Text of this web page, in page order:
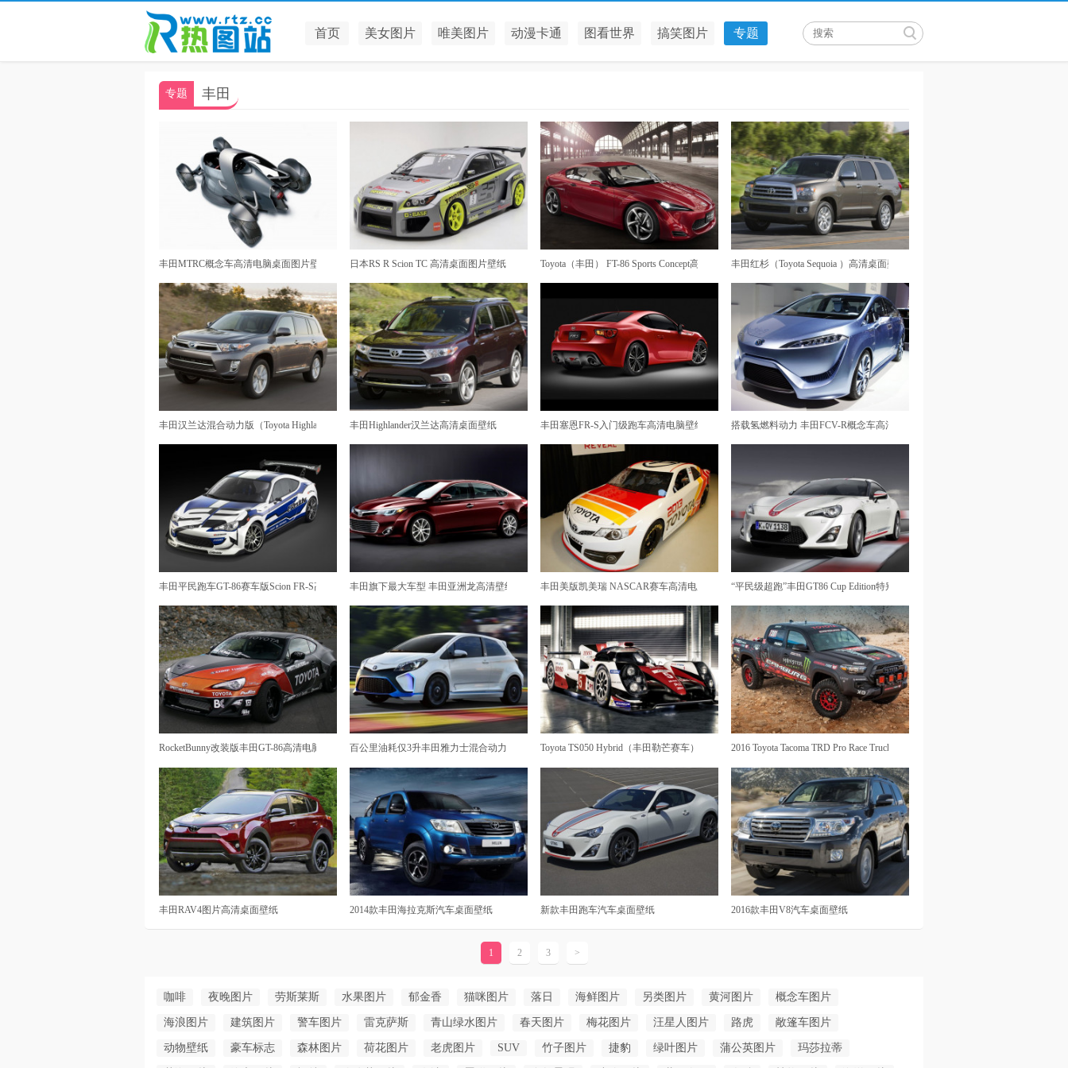
首页 美女图片 唯美图片 动漫卡通 图看世界 搞笑图片 专题
专题 丰田
丰田MTRC概念车高清电脑桌面图片壁纸 日本RS R Scion TC 高清桌面图片壁纸 Toyota（丰田） FT-86 Sports Concept高清壁纸 丰田红杉（Toyota Sequoia ）高清桌面壁纸
丰田汉兰达混合动力版（Toyota Highlander Hybrid ）丰田Highlander汉兰达高清桌面壁纸 丰田塞恩FR-S入门级跑车高清电脑壁纸 搭载氢燃料动力 丰田FCV-R概念车高清壁纸
丰田平民跑车GT-86赛车版Scion FR-S高清壁纸丰田旗下最大车型 丰田亚洲龙高清壁纸 丰田美版凯美瑞 NASCAR赛车高清电脑壁纸 “平民级超跑”丰田GT86 Cup Edition特别限量版
RocketBunny改装版丰田GT-86高清电脑壁纸 百公里油耗仅3升丰田雅力士混合动力版高清壁纸Toyota TS050 Hybrid（丰田勒芒赛车） 2016 Toyota Tacoma TRD Pro Race Truck（丰田皮卡改装跑车）
丰田RAV4图片高清桌面壁纸 2014款丰田海拉克斯汽车桌面壁纸 新款丰田跑车汽车桌面壁纸 2016款丰田V8汽车桌面壁纸
1 2 3 >
咖啡 夜晚图片 劳斯莱斯 水果图片 郁金香 猫咪图片 落日 海鲜图片 另类图片 黄河图片 概念车图片
海浪图片 建筑图片 警车图片 雷克萨斯 青山绿水图片 春天图片 梅花图片 汪星人图片 路虎 敞篷车图片
动物壁纸 豪车标志 森林图片 荷花图片 老虎图片 SUV 竹子图片 捷豹 绿叶图片 蒲公英图片 玛莎拉蒂